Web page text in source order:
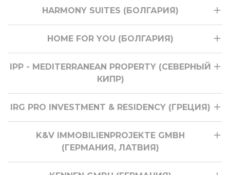
HARMONY SUITES (БОЛГАРИЯ)
HOME FOR YOU (БОЛГАРИЯ)
IPP - MEDITERRANEAN PROPERTY (СЕВЕРНЫЙ
КИПР)
IRG PRO INVESTMENT & RESIDENCY (ГРЕЦИЯ)
K&V IMMOBILIENPROJEKTE GMBH
(ГЕРМАНИЯ, ЛАТВИЯ)